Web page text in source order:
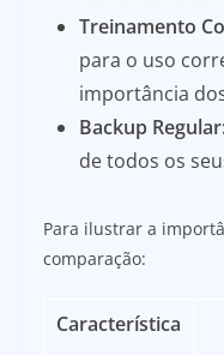
Treinamento
para o uso
importância
Backup
de todos os
Para ilustrar a
comparação:
Característica